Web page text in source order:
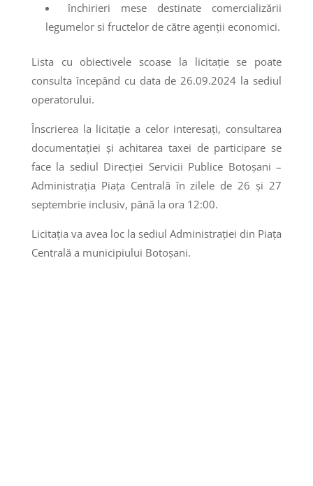
închirieri mese destinate comercializării
legumelor si fructelor de către agenții economici.
Lista cu obiectivele scoase la licitaţie se poate
consulta începând cu data de 26.09.2024 la sediul
operatorului.
Înscrierea la licitaţie a celor interesaţi, consultarea
documentaţiei şi achitarea taxei de participare se
face la sediul Direcției Servicii Publice Botoşani –
Administrația Piața Centrală în zilele de 26 și 27
septembrie inclusiv, până la ora 12:00.
Licitaţia va avea loc la sediul Administrației din Piața
Centrală a municipiului Botoșani.